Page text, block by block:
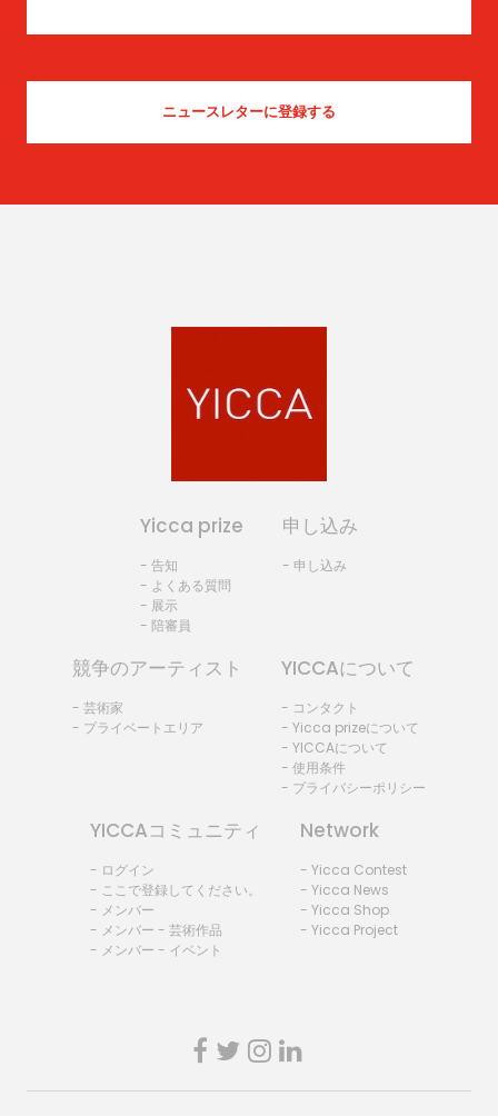
Yicca prize
- 告知
- よくある質問
- 展示
- 陪審員
申し込み
- 申し込み
競争のアーティスト
- 芸術家
- プライベートエリア
YICCAについて
- コンタクト
- Yicca prizeについて
- YICCAについて
- 使用条件
- プライバシーポリシー
YICCAコミュニティ
- ログイン
- ここで登録してください。
- メンバー
- メンバー - 芸術作品
- メンバー - イベント
Network
- Yicca Contest
- Yicca News
- Yicca Shop
- Yicca Project